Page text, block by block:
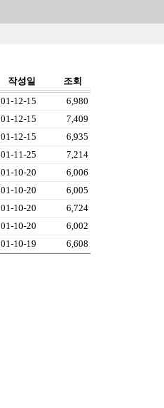
작성일
조회
12-15
6,980
12-15
7,409
12-15
6,935
11-25
7,214
10-20
6,006
10-20
6,005
10-20
6,724
10-20
6,002
10-19 6,608